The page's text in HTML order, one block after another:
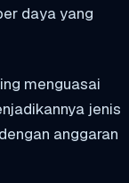
daya yang
menguasai
jenis
anggaran